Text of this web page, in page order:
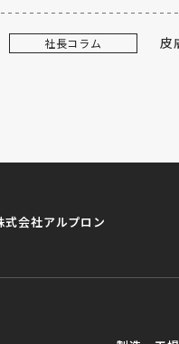
社長コラム 皮
式会社アルプロン